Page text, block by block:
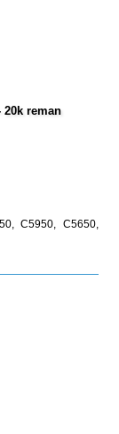
20k reman
C5950, C5650,